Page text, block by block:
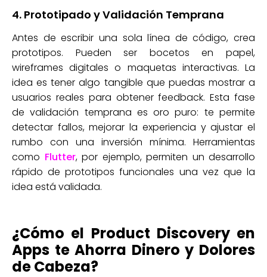
4. Prototipado y Validación Temprana
Antes de escribir una sola línea de código, crea
prototipos. Pueden ser bocetos en papel,
wireframes digitales o maquetas interactivas. La
idea es tener algo tangible que puedas mostrar a
usuarios reales para obtener feedback. Esta fase
de validación temprana es oro puro: te permite
detectar fallos, mejorar la experiencia y ajustar el
rumbo con una inversión mínima. Herramientas
como Flutter, por ejemplo, permiten un desarrollo
rápido de prototipos funcionales una vez que la
idea está validada.
¿Cómo el Product Discovery en
Apps te Ahorra Dinero y Dolores
de Cabeza?